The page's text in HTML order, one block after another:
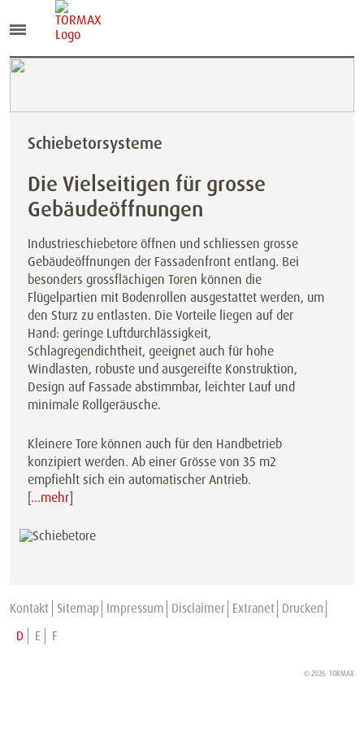
Schiebetorsysteme
Die Vielseitigen für grosse
Gebäudeöffnungen
Industrieschiebetore öffnen und schliessen grosse
Gebäudeöffnungen der Fassadenfront entlang. Bei
besonders grossflächigen Toren können die
Flügelpartien mit Bodenrollen ausgestattet werden, um
den Sturz zu entlasten. Die Vorteile liegen auf der
Hand: geringe Luftdurchlässigkeit,
Schlagregendichtheit, geeignet auch für hohe
Windlasten, robuste und ausgereifte Konstruktion,
Design auf Fassade abstimmbar, leichter Lauf und
minimale Rollgeräusche.
Kleinere Tore können auch für den Handbetrieb
konzipiert werden. Ab einer Grösse von 35 m2
empfiehlt sich ein automatischer Antrieb.
[…mehr]
Kontakt Sitemap Impressum Disclaimer Extranet Drucken
D
E F
© 2026 TORMAX